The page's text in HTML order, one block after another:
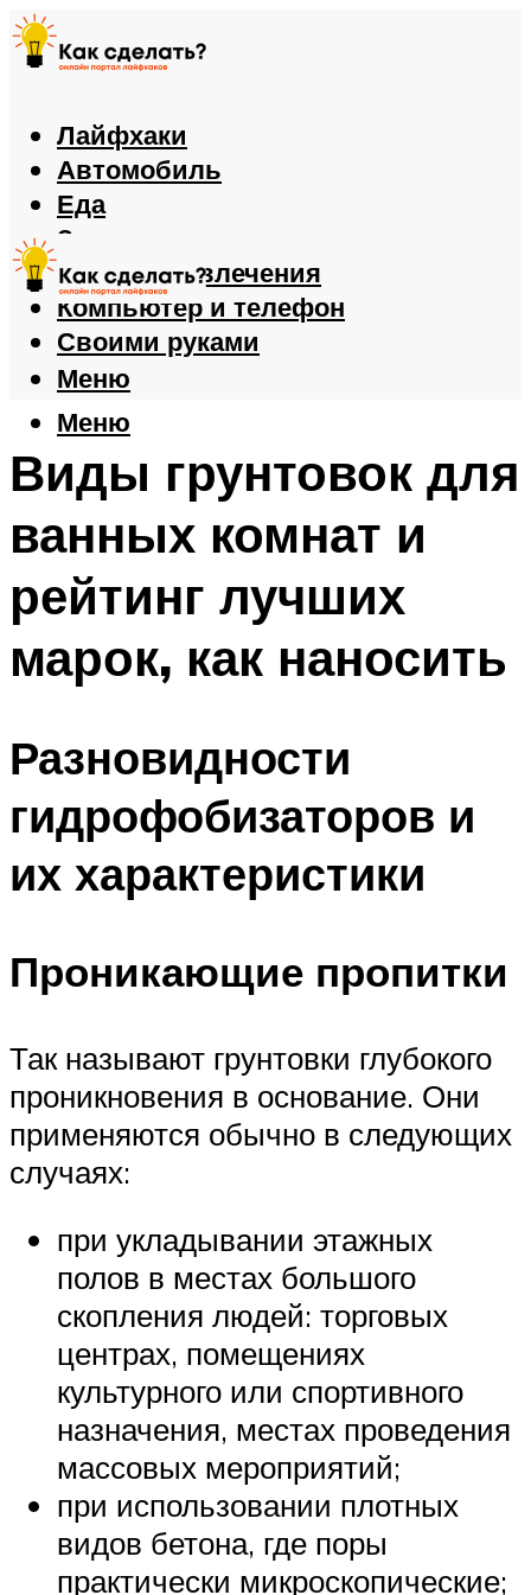
Лайфхаки
Автомобиль
Еда
Здоровье
Игры и развлечения
Компьютер и телефон
Своими руками
Меню
Меню
Виды грунтовок для
ванных комнат и
рейтинг лучших
марок, как наносить
Разновидности
гидрофобизаторов и
их характеристики
Проникающие пропитки
Так называют грунтовки глубокого
проникновения в основание. Они
применяются обычно в следующих
случаях:
при укладывании этажных
полов в местах большого
скопления людей: торговых
центрах, помещениях
культурного или спортивного
назначения, местах проведения
массовых мероприятий;
при использовании плотных
видов бетона, где поры
практически микроскопические;